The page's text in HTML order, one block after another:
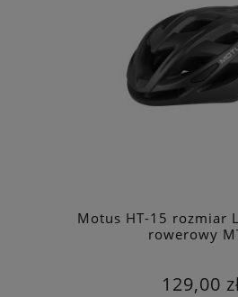
Motus HT-15 rozmiar
rowerowy
129,00